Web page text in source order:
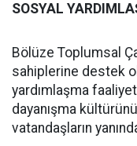
SOSYAL
Bölüze Toplumsal
sahiplerine destek
yardımlaşma
dayanışma
vatandaşların